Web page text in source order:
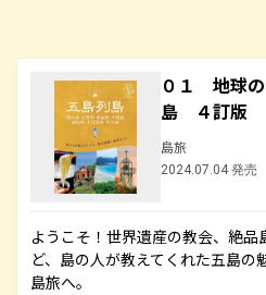
０１ 地球
島 ４訂版
島旅
2024.07.04 発売
ようこそ！世界遺産の教会、絶
ど、島の人が教えてくれた五島の
島旅へ。